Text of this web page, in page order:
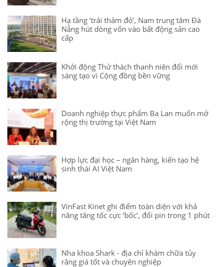
Hạ tầng ‘trải thảm đỏ’, Nam trung tâm Đà
Nẵng hút dòng vốn vào bất động sản cao
cấp
Khởi động Thử thách thanh niên đổi mới
sáng tạo vì Cộng đồng bền vững
Doanh nghiệp thực phẩm Ba Lan muốn mở
rộng thị trường tại Việt Nam
Hợp lực đại học – ngân hàng, kiến tạo hệ
sinh thái AI Việt Nam
VinFast Kinet ghi điểm toàn diện với khả
năng tăng tốc cực ‘bốc’, đổi pin trong 1 phút
Nha khoa Shark - địa chỉ khám chữa tủy
răng giá tốt và chuyên nghiệp